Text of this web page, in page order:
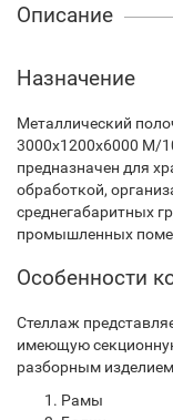
Описание
Назначение
Металлический
3000х1200х6000 М/
предназначен для
обработкой,
среднегабаритных
промышленных
Особенности
Стеллаж
имеющую
разборным
Рамы